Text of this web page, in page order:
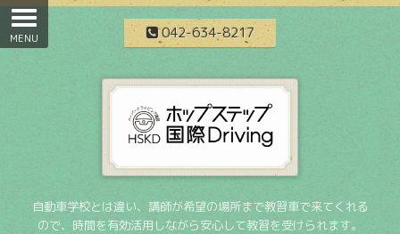
042-634-8217
自動車学校とは違い、講師が希望の場所まで教習車で来てくれる
ので、時間を有効活用しながら安心して教習を受けられます。